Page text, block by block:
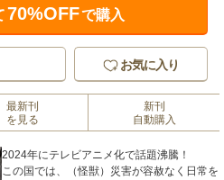
70%OFFで購入
お気に入り
最新刊
を見る
新刊
自動購入
2024年にテレビアニメ化で話題沸騰！
この国では、（怪獣）災害が容赦なく日常を